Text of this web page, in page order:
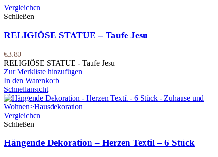
Vergleichen
Schließen
RELIGIÖSE STATUE – Taufe Jesu
€3.80
RELIGIÖSE STATUE - Taufe Jesu
Zur Merkliste hinzufügen
In den Warenkorb
Schnellansicht
Vergleichen
Schließen
Hängende Dekoration – Herzen Textil – 6 Stück